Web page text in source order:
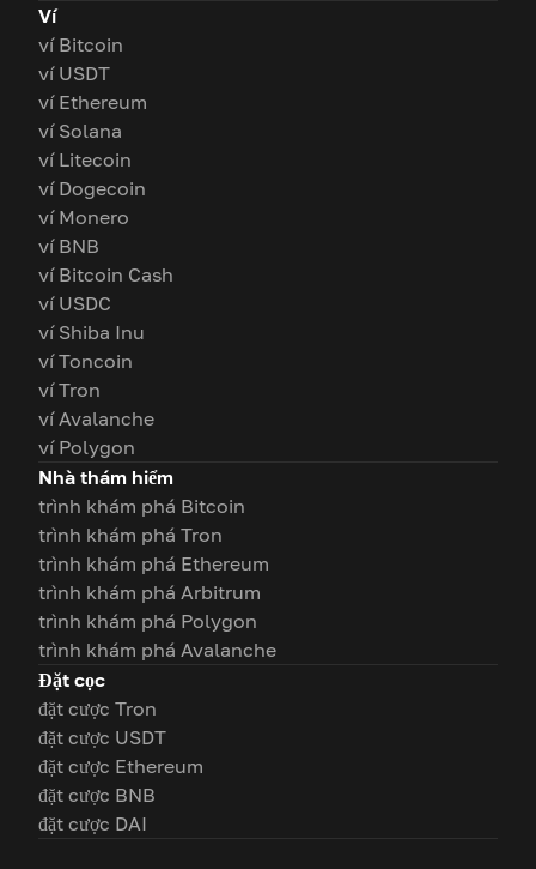
Ví
ví Bitcoin
ví USDT
ví Ethereum
ví Solana
ví Litecoin
ví Dogecoin
ví Monero
ví BNB
ví Bitcoin Cash
ví USDC
ví Shiba Inu
ví Toncoin
ví Tron
ví Avalanche
ví Polygon
Nhà thám hiểm
trình khám phá Bitcoin
trình khám phá Tron
trình khám phá Ethereum
trình khám phá Arbitrum
trình khám phá Polygon
trình khám phá Avalanche
Đặt cọc
đặt cược Tron
đặt cược USDT
đặt cược Ethereum
đặt cược BNB
đặt cược DAI